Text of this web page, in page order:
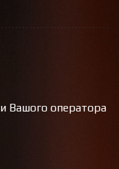
Вашого оператора